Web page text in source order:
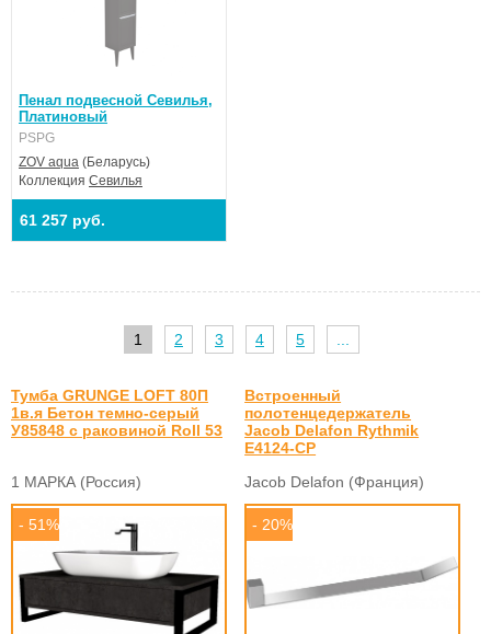
Пенал подвесной Севилья,
Платиновый
PSPG
ZOV aqua (Беларусь)
Коллекция Севилья
61 257 руб.
1 2 3 4 5
Тумба GRUNGE LOFT 80П
1в.я Бетон темно-серый
У85848 с раковиной Roll 53
1 МАРКА (Россия)
- 51%
Встроенный
полотенцедержатель
Jacob Delafon Rythmik
E4124-CP
Jacob Delafon (Франция)
- 20%